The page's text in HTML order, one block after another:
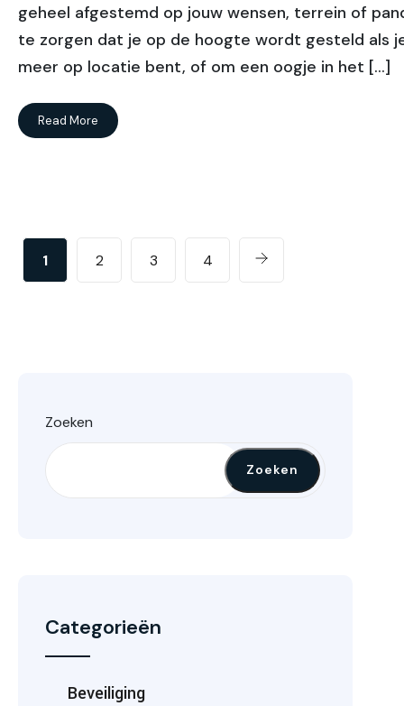
geheel afgestemd op jouw wensen, terrein of
te zorgen dat je op de hoogte wordt gesteld als
meer op locatie bent, of om een oogje in het […]
Read More
1 2 3 4
Zoeken
Zoeken
Categorieën
Beveiliging